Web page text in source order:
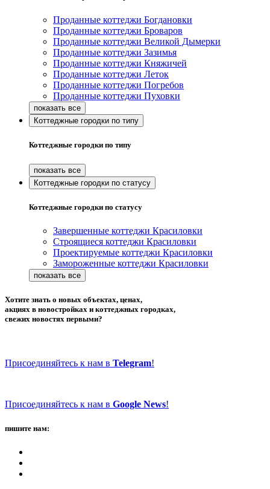
Проданные коттеджи Богдановки
Проданные коттеджи Броваров
Проданные коттеджи Великой Дымерки
Проданные коттеджи Зазимья
Проданные коттеджи Княжичей
Проданные коттеджи Леток
Проданные коттеджи Погребов
Проданные коттеджи Пуховки
Коттеджные городки по типу
Коттеджные городки по типу
Коттеджные городки по статусу
Коттеджные городки по статусу
Завершенные коттеджи Красиловки
Строящиеся коттеджи Красиловки
Проектируемые коттеджи Красиловки
Замороженные коттеджи Красиловки
Хотите знать о новых объектах, ценах,
акциях в новостройках и коттеджных городках,
свежих новостях первыми?
Присоединяйтесь к нам в Telegram!
Присоединяйтесь к нам в Google News!
пишите нам: